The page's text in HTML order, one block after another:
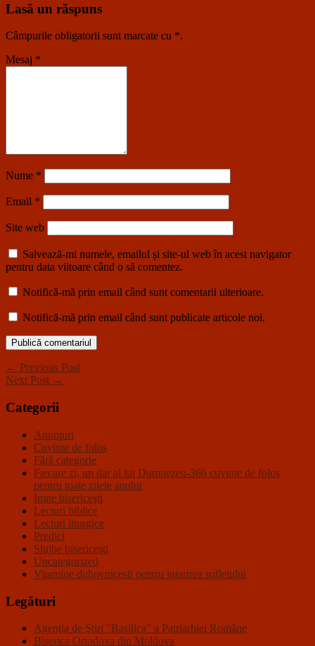
Lasă un răspuns
Câmpurile obligatorii sunt marcate cu *.
Mesaj *
Nume *
Email *
Site web
Salvează-mi numele, emailul și site-ul web în acest navigator
pentru data viitoare când o să comentez.
Notifică-mă prin email când sunt comentarii ulterioare.
Notifică-mă prin email când sunt publicate articole noi.
← Previous Post
Next Post →
Categorii
Anunţuri
Cuvinte de folos
Fără categorie
Fiecare zi, un dar al lui Dumnezeu-366 cuvinte de folos
pentru toate zilele anului
Imne bisericeşti
Lecturi biblice
Lecturi liturgice
Predici
Slujbe bisericeşti
Uncategorized
Vitamine duhovnicesti pentru intarirea sufletului
Legături
Agenţia de Ştiri "Basilica" a Patriarhiei Române
Biserica Ortodoxa din Moldova